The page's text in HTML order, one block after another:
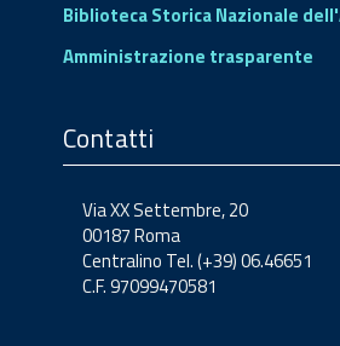
Biblioteca Storica Nazionale
Amministrazione trasparente
Contatti
Via XX Settembre, 20
00187 Roma
Centralino Tel. (+39) 06.46651
C.F. 97099470581